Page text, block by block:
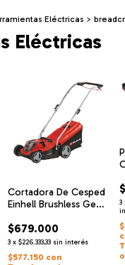
Eléctricas >
Eléctricas
Cortadora De Cesped
Einhell Brushless Ge-
$679.000
3 x $226.333,33 sin interés
$577.150 con
3